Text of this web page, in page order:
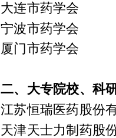
大连市药学会
宁波市药学会
厦门市药学会
二、大专院校、科
江苏恒瑞医药股份
天津天士力制药股